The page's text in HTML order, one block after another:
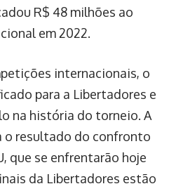
R$ 48 milhões ao
em 2022.
internacionais, o
para a Libertadores e
na história do torneio. A
o resultado do confronto
que se enfrentarão hoje
da Libertadores estão